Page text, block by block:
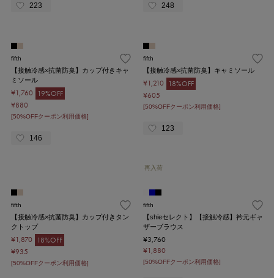
223 248
fifth
【接触冷感×抗菌防臭】カップ付きキャ
ミソール
¥1,760
19%OFF
¥880
[50%OFFクーポン利用価格]
146
fifth
【接触冷感×抗菌防臭】キャミソール
¥1,210
18%OFF
¥605
[50%OFFクーポン利用価格]
123
fifth
【接触冷感×抗菌防臭】カップ付きタン
クトップ
¥1,870
18%OFF
¥935
[50%OFFクーポン利用価格]
再入荷
fifth
【shieセレクト】【接触冷感】衿元ギャ
ザーブラウス
¥3,760
¥1,880
[50%OFFクーポン利用価格]